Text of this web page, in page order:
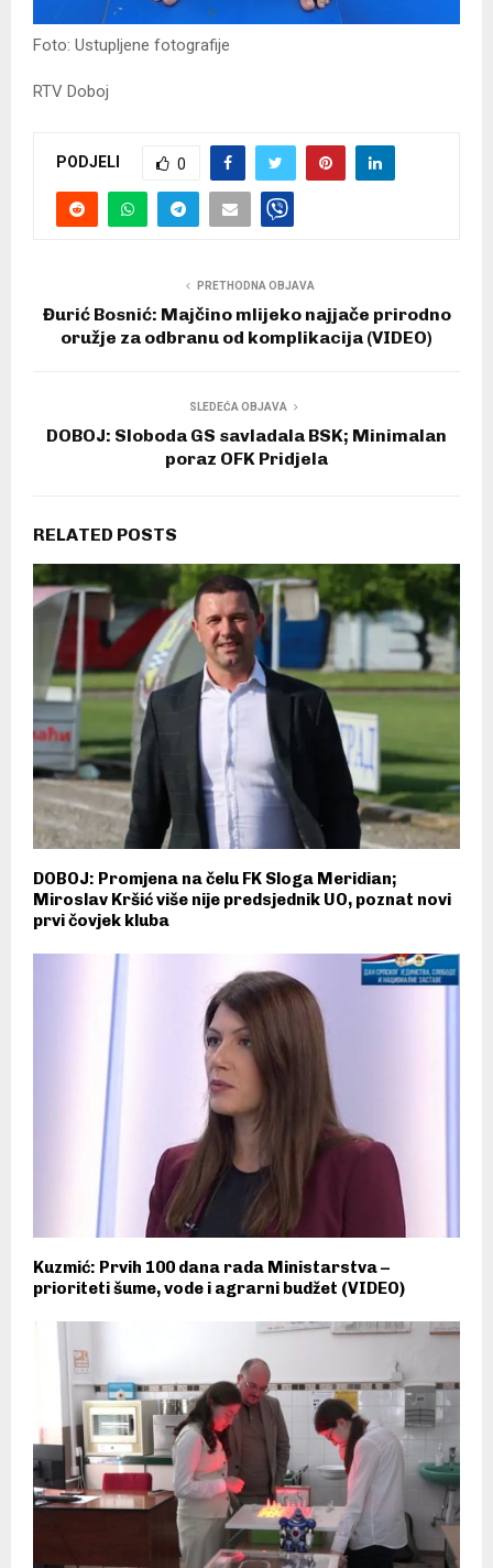
Foto: Ustupljene fotografije
RTV Doboj
PODJELI 0
PRETHODNA OBJAVA
Đurić Bosnić: Majčino mlijeko najjače prirodno
oružje za odbranu od komplikacija (VIDEO)
SLEDEĆA OBJAVA
DOBOJ: Sloboda GS savladala BSK; Minimalan
poraz OFK Pridjela
RELATED POSTS
DOBOJ: Promjena na čelu FK Sloga Meridian;
Miroslav Kršić više nije predsjednik UO, poznat novi
prvi čovjek kluba
Kuzmić: Prvih 100 dana rada Ministarstva –
prioriteti šume, vode i agrarni budžet (VIDEO)